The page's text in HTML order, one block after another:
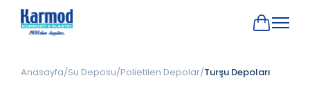
Anasayfa Su Deposu Polietilen Depolar Turşu Depoları